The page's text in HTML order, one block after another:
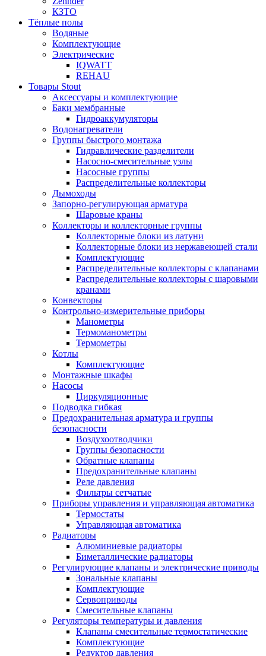
КЗТО
Тёплые полы
Водяные
Комплектующие
Электрические
IQWATT
REHAU
Товары Stout
Аксессуары и комплектующие
Баки мембранные
Гидроаккумуляторы
Водонагреватели
Группы быстрого монтажа
Гидравлические разделители
Насосно-смесительные узлы
Насосные группы
Распределительные коллекторы
Дымоходы
Запорно-регулирующая арматура
Шаровые краны
Коллекторы и коллекторные группы
Коллекторные блоки из латуни
Коллекторные блоки из нержавеющей стали
Комплектующие
Распределительные коллекторы с клапанами
Распределительные коллекторы с шаровыми
кранами
Конвекторы
Контрольно-измерительные приборы
Манометры
Термоманометры
Термометры
Котлы
Комплектующие
Монтажные шкафы
Насосы
Циркуляционные
Подводка гибкая
Предохранительная арматура и группы
безопасности
Воздухоотводчики
Группы безопасности
Обратные клапаны
Предохранительные клапаны
Реле давления
Фильтры сетчатые
Приборы управления и управляющая автоматика
Термостаты
Управляющая автоматика
Радиаторы
Алюминиевые радиаторы
Биметаллические радиаторы
Регулирующие клапаны и электрические приводы
Зональные клапаны
Комплектующие
Сервоприводы
Смесительные клапаны
Регуляторы температуры и давления
Клапаны смесительные термостатические
Комплектующие
Редуктор давления